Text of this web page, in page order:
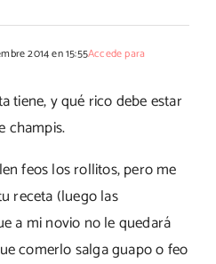
2014 en 15:55Accede para
tiene, y qué rico debe estar
champis.
feos los rollitos, pero me
receta (luego las
a mi novio no le quedará
comerlo salga guapo o feo